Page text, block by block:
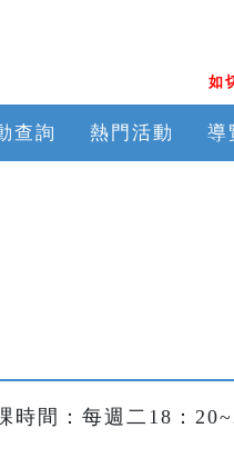
如
查詢 熱門活動 導
時間：每週二18：